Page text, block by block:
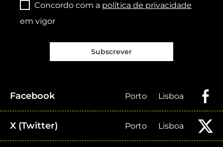
Concordo com a política de privacidade
em vigor
Subscrever
Facebook Porto Lisboa
X (Twitter) Porto Lisboa